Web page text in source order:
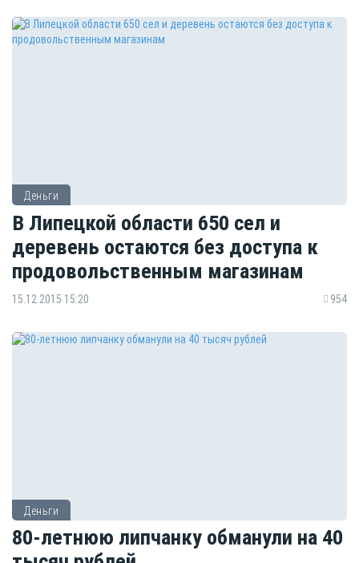
Деньги
В Липецкой области 650 сел и
деревень остаются без доступа к
продовольственным магазинам
15.12.2015 15:20 954
Деньги
80-летнюю липчанку обманули на 40